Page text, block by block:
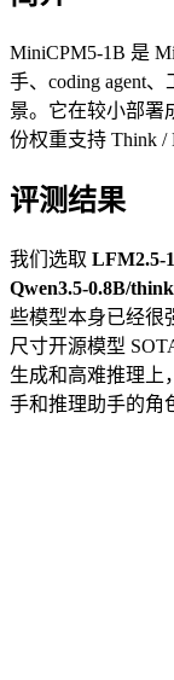
MiniCPM5-1B 是
手、coding agent
景。它在较小部署
份权重支持 Think /
评测结果
我们选取 LFM2.5-
Qwen3.5-0.8B/think
些模型本身已经很
尺寸开源模型
生成和高难推理上
手和推理助手的角